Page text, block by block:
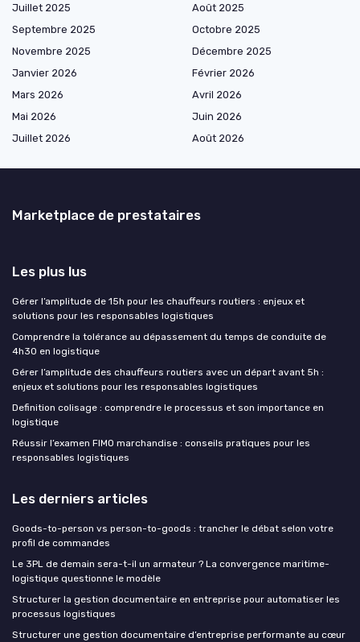
Juillet 2025
Août 2025
Septembre 2025
Octobre 2025
Novembre 2025
Décembre 2025
Janvier 2026
Février 2026
Mars 2026
Avril 2026
Mai 2026
Juin 2026
Juillet 2026
Août 2026
Marketplace de prestataires
Les plus lus
Gérer l’amplitude de 15h pour les chauffeurs routiers : enjeux et
solutions pour les responsables logistiques
Comprendre la tolérance au dépassement du temps de conduite de
4h30 en logistique
Gérer l’amplitude des chauffeurs routiers avec un départ avant 5h :
enjeux et solutions pour les responsables logistiques
Definition colisage : comprendre le processus et son importance en
logistique
Réussir l’examen FIMO marchandise : conseils pratiques pour les
responsables logistiques
Les derniers articles
Goods-to-person vs person-to-goods : trancher le débat selon votre
profil de commandes
Le 3PL de demain sera-t-il un armateur ? La convergence maritime-
logistique questionne le modèle
Structurer la gestion documentaire en entreprise pour automatiser les
processus logistiques
Structurer une gestion documentaire d’entreprise performante au cœur